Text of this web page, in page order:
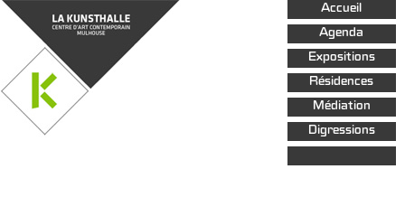
Aller au
contenu
principal
Accueil
Agenda
Expositions
Résidences
Médiation
Digressions